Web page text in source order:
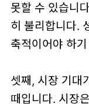
못할 수 있습니
히 불리합니다.
축적이어야 하
셋째, 시장 기대
때입니다. 시장